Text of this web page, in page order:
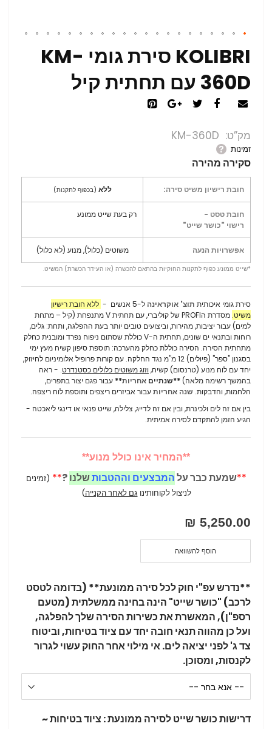
KOLIBRI סירת גומי KM-
360D עם תחתית קיל
מק”ט KM-360D
זמינות
סקירה מהירה
חובת רישיון משיט סירה: ללא (בכפוף לתקנות)
חובת טסט -
רישוי "כושר שייט"
רק בעת שייט ממונע
אפשרויות הנעה משוטים (כלול), מנוע (לא כלול)
*שייט ממונע כפוף לתקנות החוקיות בהתאם להכשרה (או העידר הכשרת) המשיט.
סירת גומי איכותית תוצ' אוקראינה ל-5 אנשים -
ללא חובת רישיון
משיט. מסדרת הPROFI של קוליברי,
עם תחתית V מתנפחת (קיל – מתחת
למים) עבור יציבות, מהירות, וביצועים טובים יותר בעת ההפלגה, ותחת: גלים,
רוחות ובתנאי ים שונים,
תחתית ה-V כוללת שסתום ניפוח נפרד ומובנית כחלק
מתחתית הסירה. הסירה כוללת כחלק מהערכה: תוספת סיפון קשיח מעץ ימי
בסגנון "ספר" (פיולים) 12 מ"מ נגד החלקה. עם קורות פרופיל אלומיניום לחיזוק,
יחד עם לוח מנוע (טרנסום) קשיח, וזוג משוטים כלולים כסטנדרט. - ראה
בהמשך רשימה מלאה) **שנתיים אחריות** עבור פגם יצור בתפרים,
הלחמות, והדבקות. שנה אחריותעבור אביזרים ריצפים ותוספת לוח ריצפה.
בין אם זה לים ולכינרת, ובין אם זה לדייג, צלילה, שייט פנאי או דינגי ליאכטה -
הגיע הזמן להתקדם לסירה אמיתית.
**המחיר אינו כולל מנוע**
**שמעת כבר עלהמבצעים וההטבותשלנו?
** (זמינים
לניצול לקוחותינו גם לאחר הקנייה)
5,250.00 ₪
**נדרש עפ"י חוק לכל סירה ממונעת** (בדומה לטסט
לרכב) "כושר שייט" הינה בחינה ממשלתית (מטעם
רספ"ן), המאשרת את כשירות הסירה שלך להפלגה,
ועל כן מהווה תנאי חובה יחד עם ציוד בטיחות, וביטוח
צד ג' לפני יציאה לים. אי מילוי אחר החוק עשוי לגרור
לקנסות, ומסוכן.
דרישות כושר שייט לסירה ממונעת : ציוד בטיחות ~
הוסף להשוואה